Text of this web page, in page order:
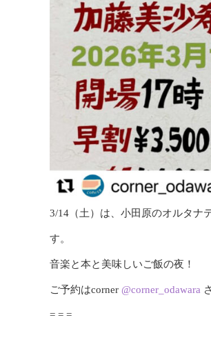
3/14（土）は、小田原のオルタナ
す。
音楽と本と美味しいご飯の夜！
ご予約はcorner @corner_odawara
= = =